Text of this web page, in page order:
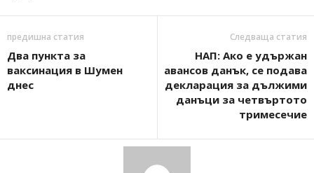
предишна статия
Два пункта за
ваксинация в Шумен
днес
Следваща статия
НАП: Ако е удържан
авансов данък, се подава
декларация за дължими
данъци за четвъртото
тримесечие